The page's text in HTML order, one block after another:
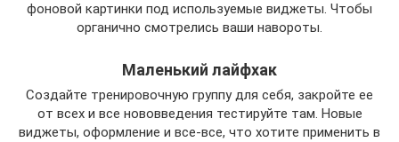
фоновой картинки под используемые виджеты. Чтобы
органично смотрелись ваши навороты.
Маленький лайфхак
Создайте тренировочную группу для себя, закройте ее
от всех и все нововведения тестируйте там. Новые
виджеты, оформление и все-все, что хотите применить в